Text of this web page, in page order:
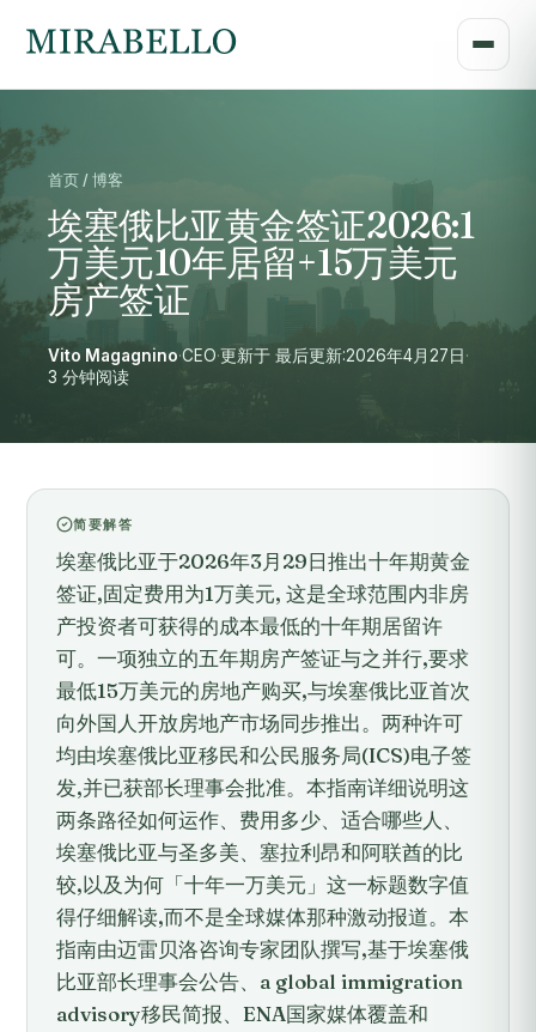
首页 / 博客
埃塞俄比亚黄金签证2026:1
万美元10年居留+15万美元
房产签证
Vito Magagnino·CEO·更新于 最后更新:2026年4月27日·
3 分钟阅读
简要解答
埃塞俄比亚于2026年3月29日推出十年期黄金
签证,固定费用为1万美元, 这是全球范围内非房
产投资者可获得的成本最低的十年期居留许
可。一项独立的五年期房产签证与之并行,要求
最低15万美元的房地产购买,与埃塞俄比亚首次
向外国人开放房地产市场同步推出。两种许可
均由埃塞俄比亚移民和公民服务局(ICS)电子签
发,并已获部长理事会批准。本指南详细说明这
两条路径如何运作、费用多少、适合哪些人、
埃塞俄比亚与圣多美、塞拉利昂和阿联酋的比
较,以及为何「十年一万美元」这一标题数字值
得仔细解读,而不是全球媒体那种激动报道。本
指南由迈雷贝洛咨询专家团队撰写,基于埃塞俄
比亚部长理事会公告、a global immigration
advisory移民简报、ENA国家媒体覆盖和